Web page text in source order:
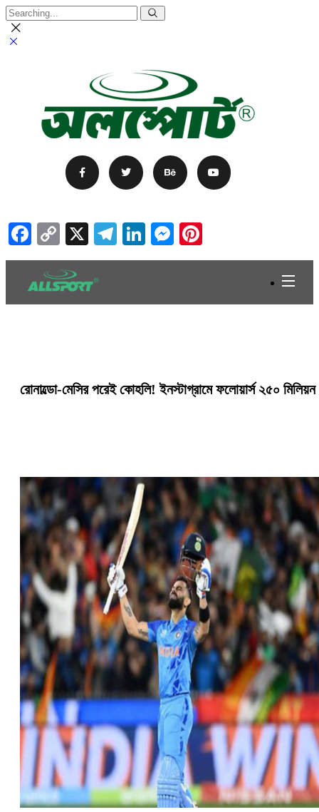
Facebook
Copy
Link
X Telegram
LinkedIn
Messenger
রোনাল্ডো-মেসির পরেই কোহলি! ইনস্টাগ্রামে ফলোয়ার্স ২৫০ মিলিয়ন